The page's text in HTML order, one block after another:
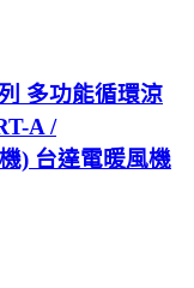
多功能循環涼
A /
) 台達電暖風機